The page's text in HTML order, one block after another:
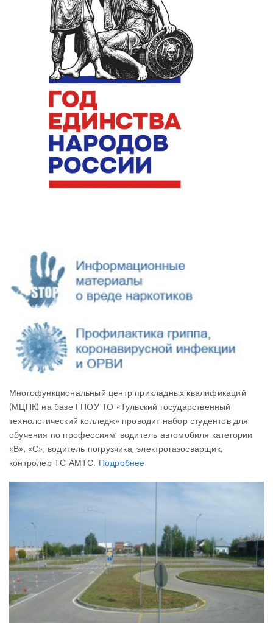
Многофункциональный центр прикладных квалификаций
(МЦПК) на базе ГПОУ ТО «Тульский государственный
технологический колледж» проводит набор студентов для
обучения по профессиям: водитель автомобиля категории
«В», «С», водитель погрузчика, электрогазосварщик,
контролер ТС АМТС. Подробнее